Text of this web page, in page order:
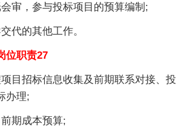
，参与投标项目的预算编制;
的其他工作。
位职责27
招标信息收集及前期联系对接、投
办理;
期成本预算;